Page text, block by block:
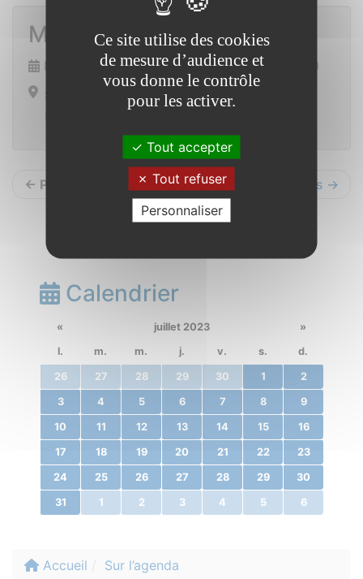
Match de foot
Dimanche 8 octobre 2023 de 13h30 à 15h30
Stade municipal
← Précédents Suivants →
Calendrier
« juillet 2023
»
l.
m. m. j. v. s. d.
26 27 28 29 30 1 2
3 4 5 6 7 8 9
10 11 12 13 14 15 16
17 18 19 20 21 22 23
24 25 26 27 28 29 30
31 1 2 3 4 5 6
Accueil Sur l’agenda
Ce site utilise des cookies
de mesure d’audience et
vous donne le contrôle
pour les activer.
Tout accepter
Tout refuser
Personnaliser